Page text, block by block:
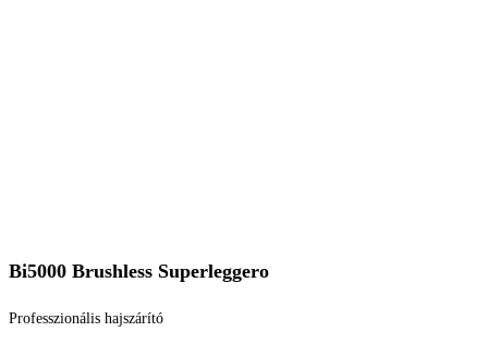
Bi5000 Brushless Superleggero
Professzionális hajszárító